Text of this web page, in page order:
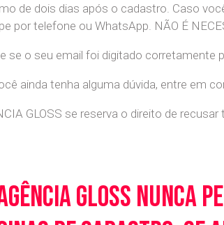
de dois dias após o cadastro. Caso
por telefone ou WhatsApp. NÃO É
se o seu email foi digitado
ainda tenha alguma dúvida, entre em
GLOSS se reserva o direito de
Gloss nunca